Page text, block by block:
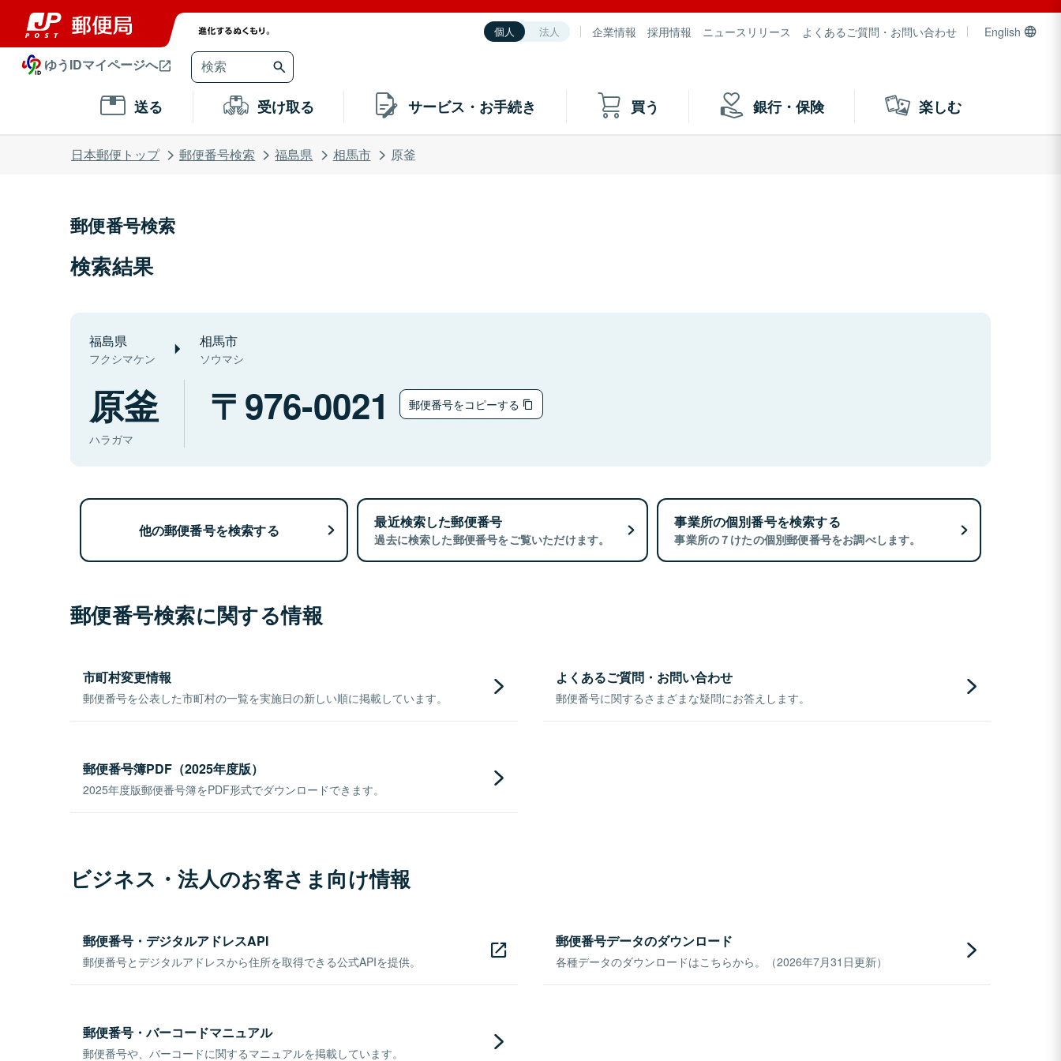
個人 法人 企業情報 採用情報 ニュースリリース よくあるご質問・お問い合わせ English
ゆうIDマイページへ
送る 受け取る サービス・お手続き 買う 銀行・保険 楽しむ
日本郵便トップ 郵便番号検索 福島県 相馬市 原釜
郵便番号検索
検索結果
福島県
フクシマケン
相馬市
ソウマシ
原釜
ハラガマ
976-0021 郵便番号をコピーする
他の郵便番号を検索する 最近検索した郵便番号
過去に検索した郵便番号をご覧いただけます。
事業所の個別番号を検索する
事業所の７けたの個別郵便番号をお調べします。
郵便番号検索に関する情報
市町村変更情報
郵便番号を公表した市町村の一覧を実施日の新しい順に掲載しています。
よくあるご質問・お問い合わせ
郵便番号に関するさまざまな疑問にお答えします。
郵便番号簿PDF（2025年度版）
2025年度版郵便番号簿をPDF形式でダウンロードできます。
ビジネス・法人のお客さま向け情報
郵便番号・デジタルアドレスAPI
郵便番号とデジタルアドレスから住所を取得できる公式APIを提供。
郵便番号データのダウンロード
各種データのダウンロードはこちらから。（2026年7月31日更新）
郵便番号・バーコードマニュアル
郵便番号や、バーコードに関するマニュアルを掲載しています。